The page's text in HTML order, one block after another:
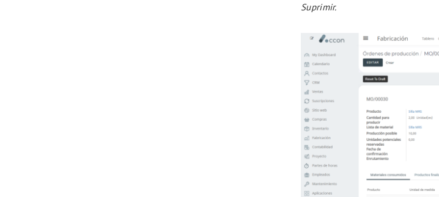
Suprimir.